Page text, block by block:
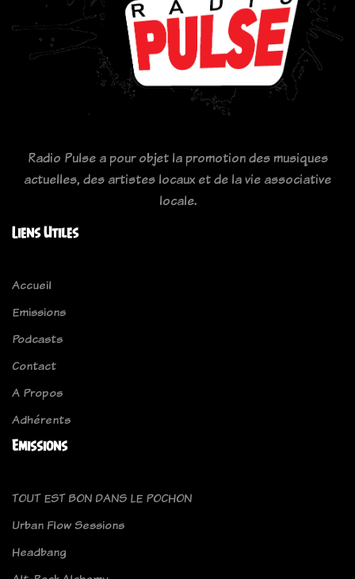
Radio Pulse a pour objet la promotion des musiques
actuelles, des artistes locaux et de la vie associative
locale.
Liens Utiles
Accueil
Emissions
Podcasts
Contact
A Propos
Adhérents
Emissions
TOUT EST BON DANS LE POCHON
Urban Flow Sessions
Headbang